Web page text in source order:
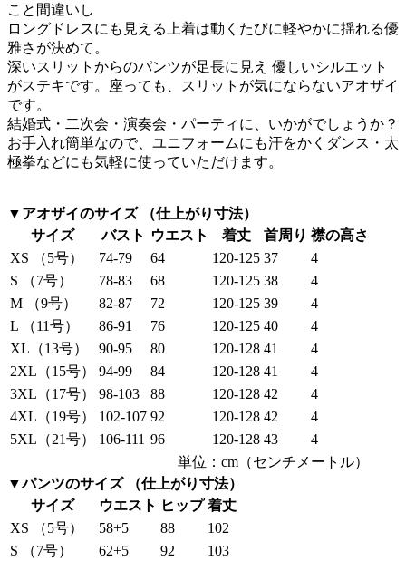
こと間違いし
ロングドレスにも見える上着は動くたびに軽やかに揺れる優
雅さが決めて。
深いスリットからのパンツが足長に見え 優しいシルエット
がステキです。座っても、スリットが気にならないアオザイ
です。
結婚式・二次会・演奏会・パーティに、いかがでしょうか？
お手入れ簡単なので、ユニフォームにも汗をかくダンス・太
極拳などにも気軽に使っていただけます。
▼アオザイのサイズ （仕上がり寸法）
サイズ
バスト ウエスト 着丈 首周り 襟の高さ
XS （5号）
74-79 64 120-125 37
4
S （7号）
78-83 68 120-125 38
4
M （9号）
82-87 72 120-125 39
4
L （11号）
86-91 76 120-125 40
4
XL（13号）
90-95 80 120-128 41
4
2XL（15号）
94-99 84 120-128 41
4
3XL（17号）
98-103 88 120-128 42
4
4XL（19号）
102-107 92 120-128 42
4
5XL（21号）
106-111 96 120-128 43
4
単位：cm（センチメートル）
▼パンツのサイズ （仕上がり寸法）
サイズ
ウエスト ヒップ 着丈
XS （5号）
58+5 88
102
S （7号）
62+5 92
103